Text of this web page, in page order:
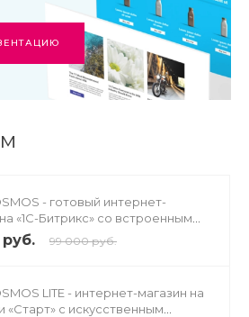
- готовый интернет-
«1С-Битрикс» со встроенным
интеллектом
99 000 руб.
LITE - интернет-магазин на
«Старт» с искусственным